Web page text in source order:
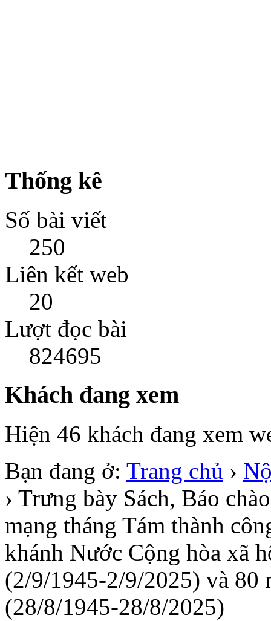
Thống kê
Số bài viết
250
Liên kết web
20
Lượt đọc bài
824695
Khách đang xem
Hiện 46 khách đang xem
Bạn đang ở: Trang chủ ›
› Trưng bày Sách, Báo
mạng tháng Tám thành
khánh Nước Cộng hòa xã
(2/9/1945-2/9/2025) và 80
(28/8/1945-28/8/2025)